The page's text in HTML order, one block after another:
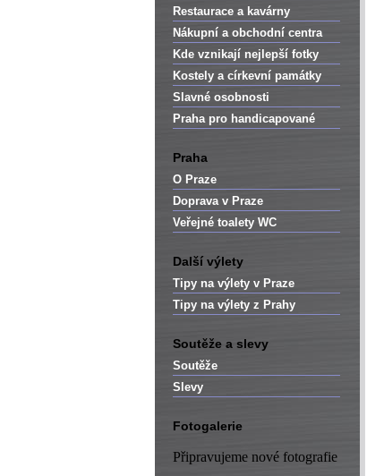
Restaurace a kavárny
Nákupní a obchodní centra
Kde vznikají nejlepší fotky
Kostely a církevní památky
Slavné osobnosti
Praha pro handicapované
Praha
O Praze
Doprava v Praze
Veřejné toalety WC
Další výlety
Tipy na výlety v Praze
Tipy na výlety z Prahy
Soutěže a slevy
Soutěže
Slevy
Fotogalerie
Připravujeme nové fotografie